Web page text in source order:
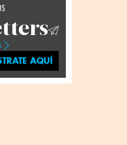
AQUÍ